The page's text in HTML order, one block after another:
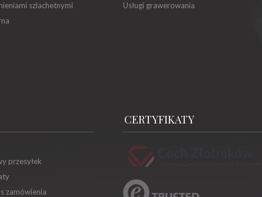
szlachetnymi
Usługi grawerowania
przesyłek
zamówienia
CERTYFIKATY